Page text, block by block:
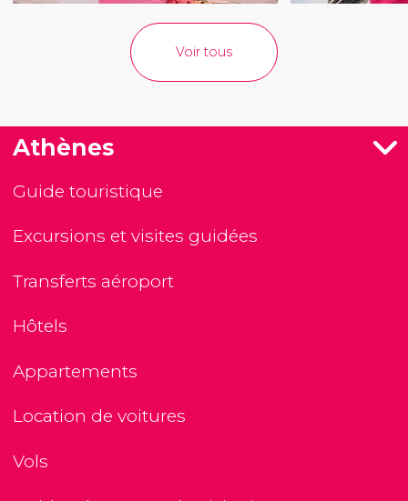
Voir tous
Athènes
Guide touristique
Excursions et visites guidées
Transferts aéroport
Hôtels
Appartements
Location de voitures
Vols